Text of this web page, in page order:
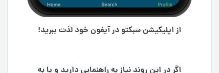
از اپلیکیشن سبکتو در آیفون خود لذت ببرید!
اگر در این روند نیاز به راهنمایی دارید و یا به